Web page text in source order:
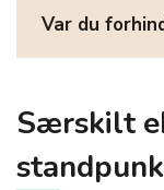
Var du
Særskilt